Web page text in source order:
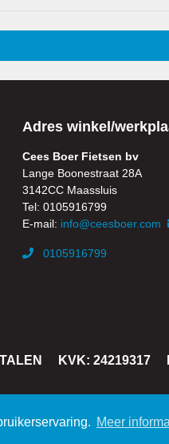
Meer
Adres winkel/
Cees Boer Fietsen bv
Lange Boonestraat 28A
3142CC Maassluis
Tel: 0105916799
E-mail: info@ceesboer.com
0105916799
KVK: 24219317